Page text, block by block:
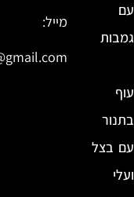
עם
גמבות
עוף
בתנור
עם בצל
ועלי
מייל: